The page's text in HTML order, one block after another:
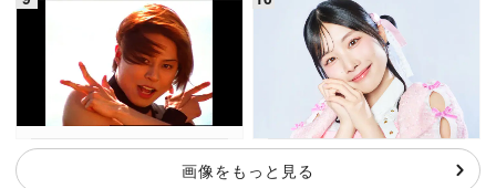
画像をもっと見る